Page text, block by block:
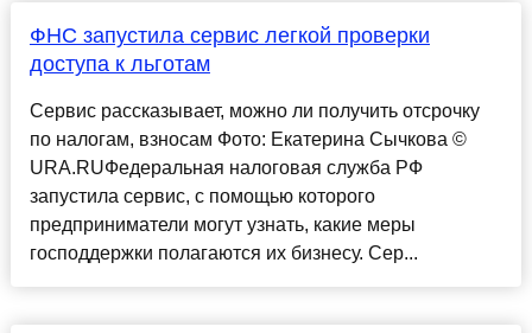
ФНС запустила сервис легкой проверки
доступа к льготам
Сервис рассказывает, можно ли получить отсрочку
по налогам, взносам Фото: Екатерина Сычкова ©
URA.RUФедеральная налоговая служба РФ
запустила сервис, с помощью которого
предприниматели могут узнать, какие меры
господдержки полагаются их бизнесу. Сер...